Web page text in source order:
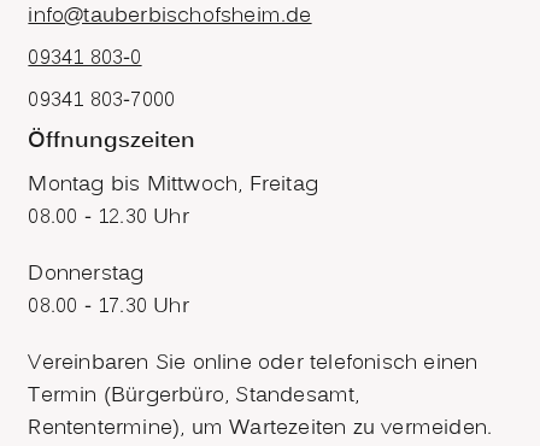
info@tauberbischofsheim.de
09341 803-0
09341 803-7000
Öffnungszeiten
Montag bis Mittwoch, Freitag
08.00 - 12.30 Uhr
Donnerstag
08.00 - 17.30 Uhr
Vereinbaren Sie online oder telefonisch einen
Termin (Bürgerbüro, Standesamt,
Rententermine), um Wartezeiten zu vermeiden.